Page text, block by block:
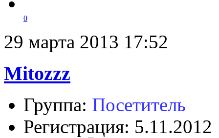
0
29 марта 2013 17:52
Mitozzz
Группа: Посетитель
Регистрация: 5.11.2012